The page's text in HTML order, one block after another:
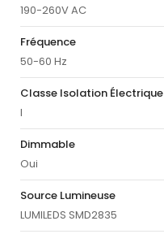
190-260V AC
Fréquence
50-60 Hz
Classe Isolation Électrique
I
Dimmable
Oui
Source Lumineuse
LUMILEDS SMD2835